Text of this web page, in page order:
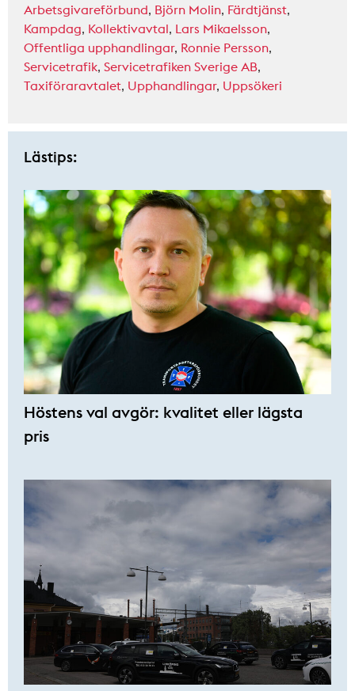
Arbetsgivareförbund, Björn Molin, Färdtjänst,
Kampdag, Kollektivavtal, Lars Mikaelsson,
Offentliga upphandlingar, Ronnie Persson,
Servicetrafik, Servicetrafiken Sverige AB,
Taxiföraravtalet, Upphandlingar, Uppsökeri
Lästips:
Höstens val avgör: kvalitet eller lägsta
pris